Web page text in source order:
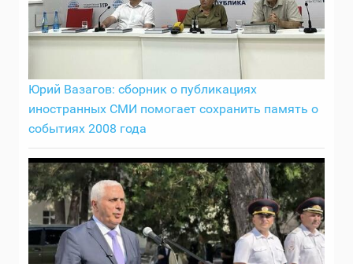
Юрий Вазагов: сборник о публикациях
иностранных СМИ помогает сохранить память о
событиях 2008 года